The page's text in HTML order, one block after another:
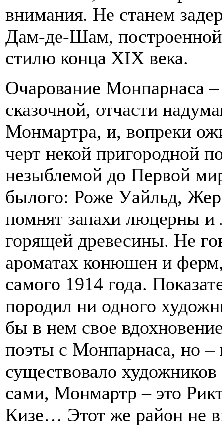
внимания. Не станем
Дам-де-Шам,
стилю конца XIX века.
Очарование Монпарнаса
сказочной, отчасти
Монмартра, и, вопреки
черт некой пригородной
незыблемой до Первой
былого: Роже Уайльд,
помнят запахи люцерны и
горящей древесины. Не
ароматах конюшен и
самого 1914 года.
породил ни одного
бы в нем свое
поэты с Монпарнаса, но –
существовало
сами, Монмартр – это
Кизе… Этот же район не